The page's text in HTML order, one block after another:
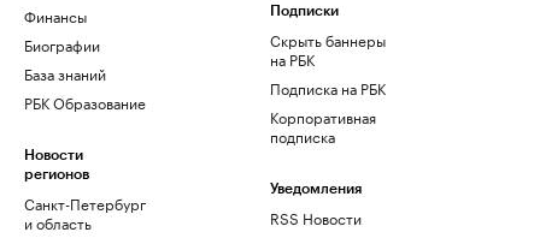
Финансы
Биографии
База знаний
РБК Образование
Новости
регионов
Санкт-Петербург
и область
Подписки
Скрыть баннеры
на РБК
Подписка на РБК
Корпоративная
подписка
Уведомления
RSS Новости